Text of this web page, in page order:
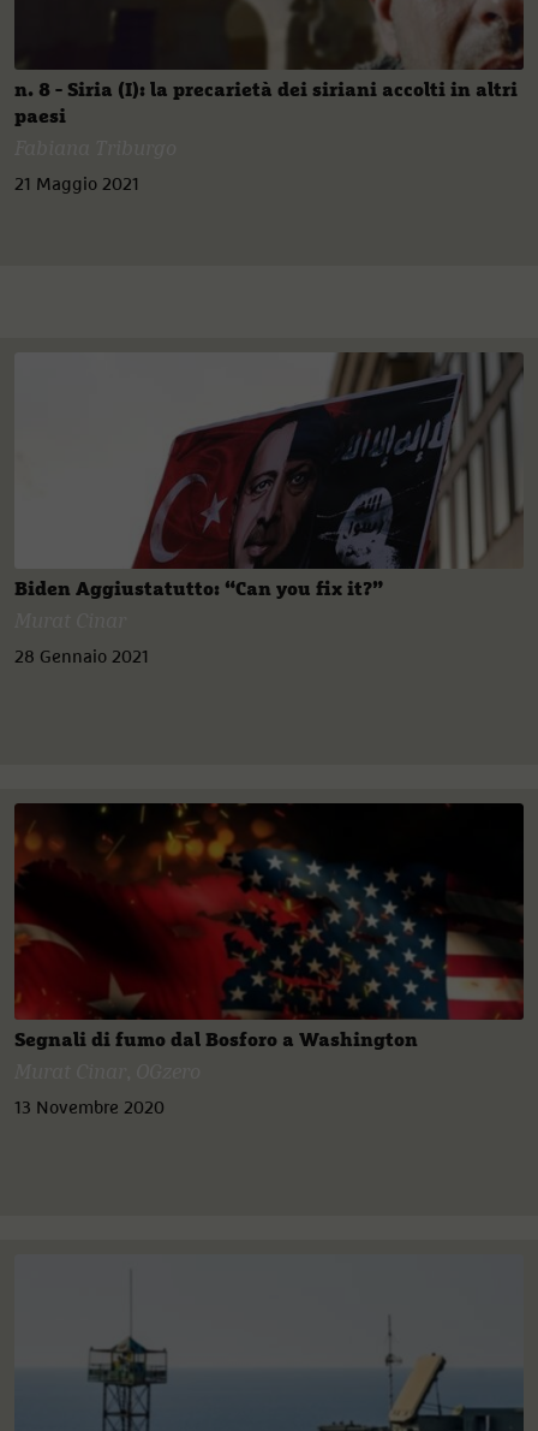
n. 8 - Siria (I): la precarietà dei siriani accolti in altri
paesi
21 Maggio 2021
Biden Aggiustatutto: “Can you fix it?”
28 Gennaio 2021
Segnali di fumo dal Bosforo a Washington
13 Novembre 2020